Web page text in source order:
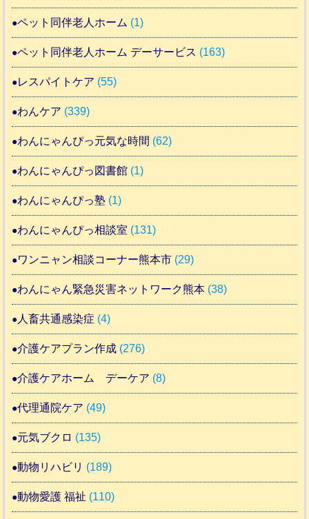
ペット同伴老人ホーム (1)
ペット同伴老人ホーム デーサービス (163)
レスパイトケア (55)
わんケア (339)
わんにゃんぴっ元気な時間 (62)
わんにゃんぴっ図書館 (1)
わんにゃんぴっ塾 (1)
わんにゃんぴっ相談室 (131)
ワンニャン相談コーナー熊本市 (29)
わんにゃん緊急災害ネットワーク熊本 (38)
人畜共通感染症 (4)
介護ケアプラン作成 (276)
介護ケアホーム デーケア (8)
代理通院ケア (49)
元気ブクロ (135)
動物リハビリ (189)
動物愛護 福祉 (110)